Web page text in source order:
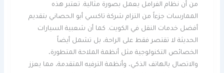
من أن نظام الفرامل يعمل بصورة مثالية. تعتبر هذه
الممارسات جزءاً من التزام شركة تاكسي أبو الحصاني بتقديم
أفضل خدمات النقل في الكويت. كما أن شعبية السيارات
الحديثة لا تقتصر فقط على الراحة، بل تشمل أيضاً
الخصائص التكنولوجية مثل أنظمة الملاحة المتطورة،
والاتصال بالهاتف الذكي، وأنظمة الترفيه المتقدمة، مما يعزز